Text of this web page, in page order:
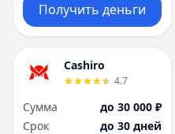
Получить деньги
Cashiro
4.7
Сумма
до 30 000 ₽
Срок
до 30 дней